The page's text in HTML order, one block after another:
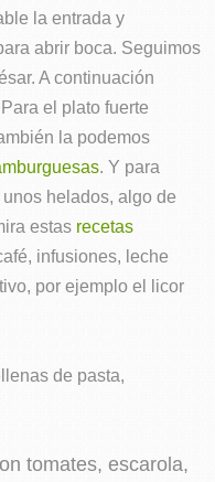
la entrada y
abrir boca. Seguimos
A continuación
el plato fuerte
la podemos
. Y para
helados, algo de
estas recetas
infusiones, leche
por ejemplo el licor
de pasta,
tomates, escarola,